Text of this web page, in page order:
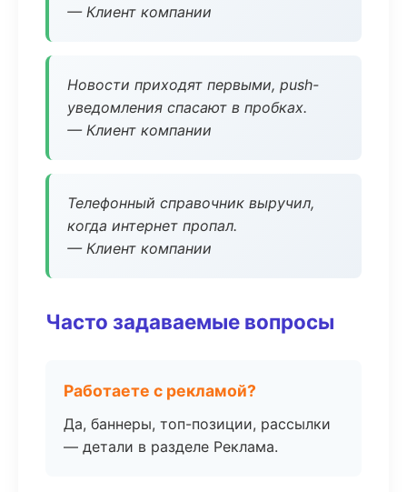
— Клиент компании
Новости приходят первыми, push-
уведомления спасают в пробках.
— Клиент компании
Телефонный справочник выручил,
когда интернет пропал.
— Клиент компании
Часто задаваемые вопросы
Работаете с рекламой?
Да, баннеры, топ-позиции, рассылки
— детали в разделе Реклама.